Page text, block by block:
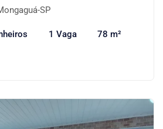
SP
1 Vaga 78 m²